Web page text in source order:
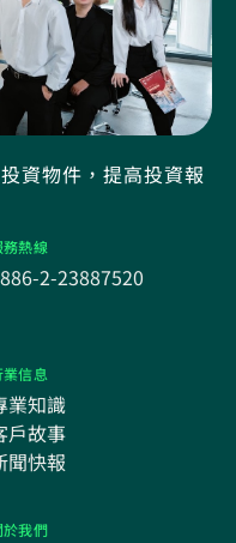
資物件，提高投資報
務熱線
2-23887520
業信息
業知識
戶故事
聞快報
於我們